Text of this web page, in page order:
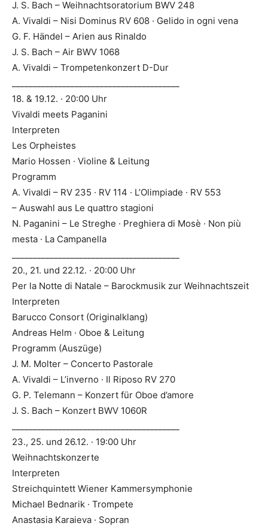
J. S. Bach – Weihnachtsoratorium BWV 248
A. Vivaldi – Nisi Dominus RV 608 · Gelido in ogni vena
G. F. Händel – Arien aus Rinaldo
J. S. Bach – Air BWV 1068
A. Vivaldi – Trompetenkonzert D-Dur
18. & 19.12. · 20:00 Uhr
Vivaldi meets Paganini
Interpreten
Les Orpheistes
Mario Hossen · Violine & Leitung
Programm
A. Vivaldi – RV 235 · RV 114 · L’Olimpiade · RV 553
– Auswahl aus Le quattro stagioni
N. Paganini – Le Streghe · Preghiera di Mosè · Non più
mesta · La Campanella
20., 21. und 22.12. · 20:00 Uhr
Per la Notte di Natale – Barockmusik zur Weihnachtszeit
Interpreten
Barucco Consort (Originalklang)
Andreas Helm · Oboe & Leitung
Programm (Auszüge)
J. M. Molter – Concerto Pastorale
A. Vivaldi – L’inverno · Il Riposo RV 270
G. P. Telemann – Konzert für Oboe d’amore
J. S. Bach – Konzert BWV 1060R
23., 25. und 26.12. · 19:00 Uhr
Weihnachtskonzerte
Interpreten
Streichquintett Wiener Kammersymphonie
Michael Bednarik · Trompete
Anastasia Karaieva · Sopran